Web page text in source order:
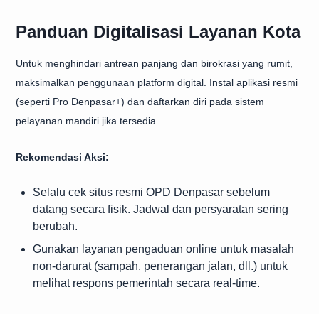
Panduan Digitalisasi Layanan Kota
Untuk menghindari antrean panjang dan birokrasi yang rumit,
maksimalkan penggunaan platform digital. Instal aplikasi resmi
(seperti Pro Denpasar+) dan daftarkan diri pada sistem
pelayanan mandiri jika tersedia.
Rekomendasi Aksi:
Selalu cek situs resmi OPD Denpasar sebelum
datang secara fisik. Jadwal dan persyaratan sering
berubah.
Gunakan layanan pengaduan online untuk masalah
non-darurat (sampah, penerangan jalan, dll.) untuk
melihat respons pemerintah secara real-time.